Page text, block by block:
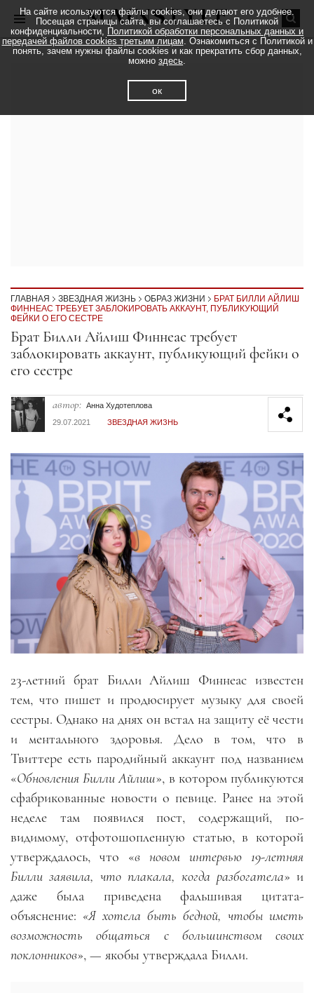
ГЛАВНАЯ ЗВЕЗДНАЯ ЖИЗНЬ ОБРАЗ ЖИЗНИ
БРАТ БИЛЛИ АЙЛИШ
ФИННЕАС ТРЕБУЕТ ЗАБЛОКИРОВАТЬ АККАУНТ, ПУБЛИКУЮЩИЙ
ФЕЙКИ О ЕГО СЕСТРЕ
Секция статей
Брат Билли Айлиш Финнеас требует
заблокировать аккаунт, публикующий фейки о
его сестре
автор: Анна Худотеплова
29.07.2021
ЗВЕЗДНАЯ ЖИЗНЬ
23-летний брат Билли Айлиш Финнеас известен
тем, что пишет и продюсирует музыку для своей
сестры. Однако на днях он встал на защиту её чести
и ментального здоровья. Дело в том, что в
Твиттере есть пародийный аккаунт под названием
«Обновления Билли Айлиш», в котором публикуются
сфабрикованные новости о певице. Ранее на этой
неделе там появился пост, содержащий, по-
видимому, отфотошопленную статью, в которой
утверждалось, что «в новом интервью 19-летняя
Билли заявила, что плакала, когда разбогатела» и
даже была приведена фальшивая цитата-
объяснение: «Я хотела быть бедной, чтобы иметь
возможность общаться с большинством своих
поклонников», — якобы утверждала Билли.
На сайте исользуются файлы cookies, они делают его удобнее.
Посещая страницы сайта, вы соглашаетесь с Политикой
конфиденциальности, Политикой обработки персональных данных и
передачей файлов cookies третьим лицам. Ознакомиться с Политикой и
понять, зачем нужны файлы cookies и как прекратить сбор данных,
можно здесь.
ок